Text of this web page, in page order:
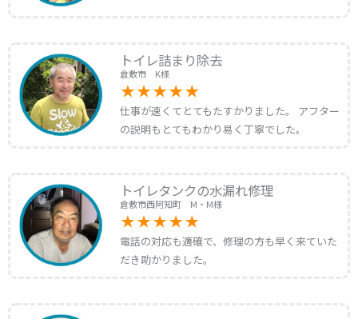
トイレ詰まり除去
倉敷市 K様
仕事が速くてとてもたすかりました。 アフター
の説明もとてもわかり易く丁寧でした。
トイレタンクの水漏れ修理
倉敷市西阿知町 M・M様
電話の対応も適確で、修理の方も早く来ていた
だき助かりました。